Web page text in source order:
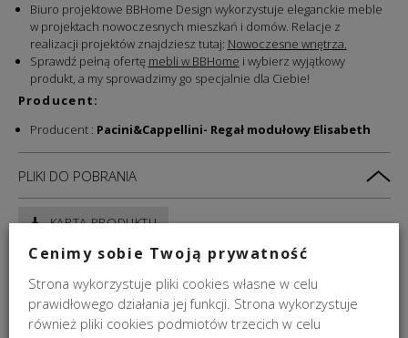
Biuro projektowe BBHome Design wykorzystuje eleganckie meble
w projektach nowoczesnych mieszkań i domów. Relacje z
realizacji projektów znajdziesz tutaj: Nowoczesne wnętrza.
Sprawdź pełną ofertę mebli w BBHome i wybierz wyjątkowy
produkt, a my sprowadzimy go specjalnie dla Ciebie!
Producent:
Producent : Pacini&Cappellini- Regał modułowy Elisabeth
PLIKI DO POBRANIA
KARTA PRODUKTU
DOSTAWA
Cenimy sobie Twoją prywatność
Strona wykorzystuje pliki cookies własne w celu
prawidłowego działania jej funkcji. Strona wykorzystuje
również pliki cookies podmiotów trzecich w celu